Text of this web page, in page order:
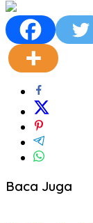
Baca Juga